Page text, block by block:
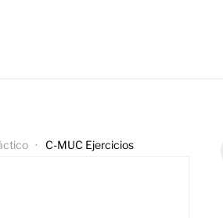
C-MUC Ejercicios